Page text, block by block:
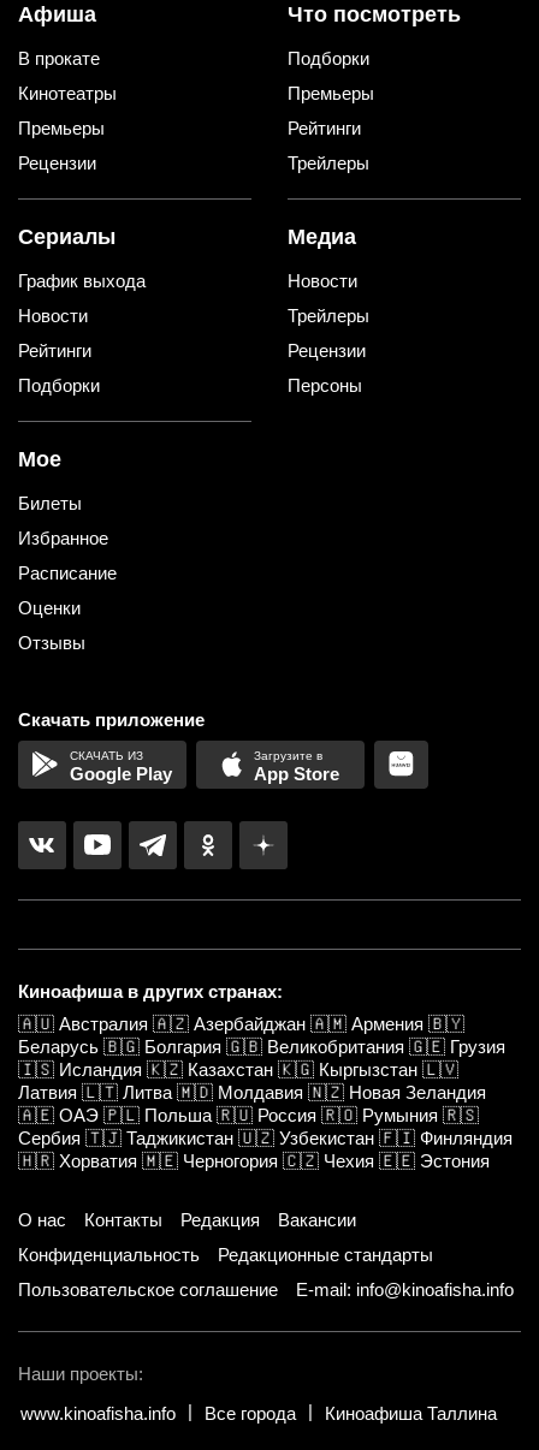
Афиша
В прокате
Кинотеатры
Премьеры
Рецензии
Что посмотреть
Подборки
Премьеры
Рейтинги
Трейлеры
Сериалы
График выхода
Новости
Рейтинги
Подборки
Медиа
Новости
Трейлеры
Рецензии
Персоны
Мое
Билеты
Избранное
Расписание
Оценки
Отзывы
Скачать приложение
Google Play App Store
Киноафиша в других странах:
🇦🇺 Австралия 🇦🇿 Азербайджан 🇦🇲 Армения 🇧🇾
Беларусь 🇧🇬 Болгария 🇬🇧 Великобритания 🇬🇪 Грузия
🇮🇸 Исландия 🇰🇿 Казахстан 🇰🇬 Кыргызстан 🇱🇻
Латвия 🇱🇹 Литва 🇲🇩 Молдавия 🇳🇿 Новая Зеландия
🇦🇪 ОАЭ 🇵🇱 Польша 🇷🇺 Россия 🇷🇴 Румыния 🇷🇸
Сербия 🇹🇯 Таджикистан 🇺🇿 Узбекистан 🇫🇮 Финляндия
🇭🇷 Хорватия 🇲🇪 Черногория 🇨🇿 Чехия 🇪🇪 Эстония
О нас Контакты Редакция
Вакансии
Конфиденциальность
Редакционные стандарты
Пользовательское соглашение
E-mail: info@kinoafisha.info
Наши проекты:
www.kinoafisha.info
Все города Киноафиша Таллина